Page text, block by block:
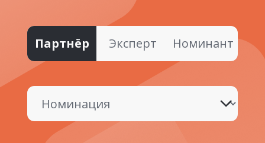
Партнёр Эксперт Номинант